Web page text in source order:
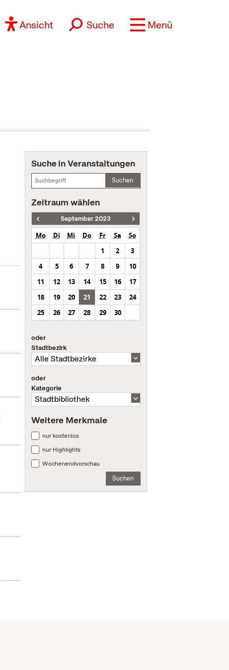
Ansicht Suche Menü
Suche in Veranstaltungen
Suchen
Zeitraum wählen
September 2023
Mo Di Mi Do Fr Sa
So
1
2
3
4
5 6 7 8 9
10
11
12 13 14 15 16
17
18
19 20 21 22 23
24
25
26 27 28 29 30
oder
Stadtbezirk
oder
Kategorie
Weitere Merkmale
nur kostenlos
nur Highlights
Wochenendvorschau
Suchen